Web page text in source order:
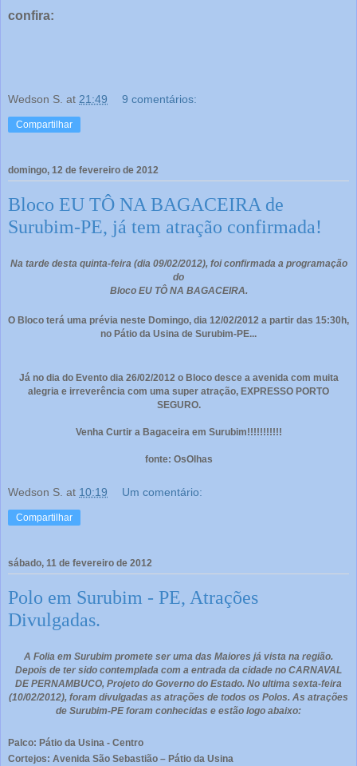
confira:
Wedson S. at 21:49 9 comentários:
Compartilhar
domingo, 12 de fevereiro de 2012
Bloco EU TÔ NA BAGACEIRA de
Surubim-PE, já tem atração confirmada!
Na tarde desta quinta-feira (dia 09/02/2012), foi confirmada a programação
do
Bloco EU TÔ NA BAGACEIRA.
O Bloco terá uma prévia neste Domingo, dia 12/02/2012 a partir das 15:30h,
no Pátio da Usina de Surubim-PE...
Já no dia do Evento dia 26/02/2012 o Bloco desce a avenida com muita
alegria e irreverência com uma super atração, EXPRESSO PORTO
SEGURO.
Venha Curtir a Bagaceira em Surubim!!!!!!!!!!!
fonte: OsOlhas
Wedson S. at 10:19 Um comentário:
Compartilhar
sábado, 11 de fevereiro de 2012
Polo em Surubim - PE, Atrações
Divulgadas.
A Folia em Surubim promete ser uma das Maiores já vista na região.
Depois de ter sido contemplada com a entrada da cidade no CARNAVAL
DE PERNAMBUCO, Projeto do Governo do Estado. No ultima sexta-feira
(10/02/2012), foram divulgadas as atrações de todos os Polos. As atrações
de Surubim-PE foram conhecidas e estão logo abaixo:
Palco: Pátio da Usina - Centro
Cortejos: Avenida São Sebastião – Pátio da Usina